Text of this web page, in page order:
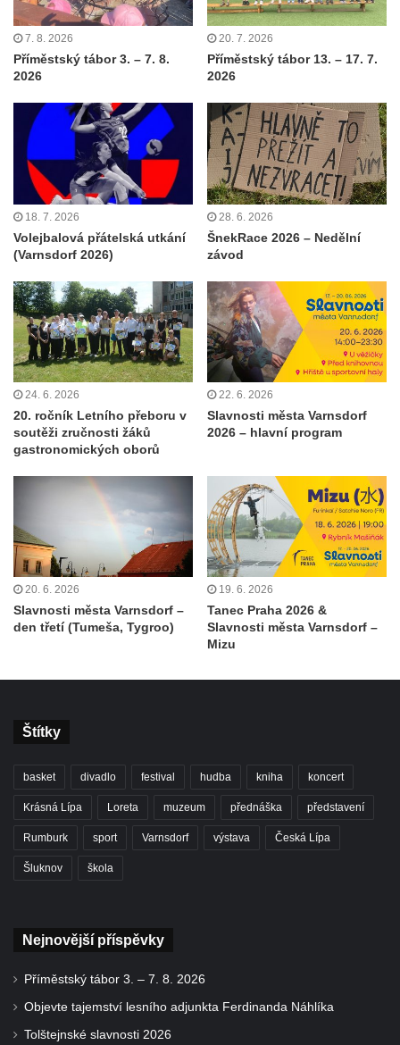
7. 8. 2026
Příměstský tábor 3. – 7. 8.
2026
20. 7. 2026
Příměstský tábor 13. – 17. 7.
2026
18. 7. 2026
Volejbalová přátelská utkání
(Varnsdorf 2026)
28. 6. 2026
ŠnekRace 2026 – Nedělní
závod
24. 6. 2026
20. ročník Letního přeboru v
soutěži zručnosti žáků
gastronomických oborů
22. 6. 2026
Slavnosti města Varnsdorf
2026 – hlavní program
20. 6. 2026
Slavnosti města Varnsdorf –
den třetí (Tumeša, Tygroo)
19. 6. 2026
Tanec Praha 2026 &
Slavnosti města Varnsdorf –
Mizu
Štítky
basket divadlo festival hudba kniha koncert
Krásná Lípa Loreta muzeum přednáška představení
Rumburk sport Varnsdorf výstava Česká Lípa
Šluknov škola
Nejnovější příspěvky
Příměstský tábor 3. – 7. 8. 2026
Objevte tajemství lesního adjunkta Ferdinanda Náhlíka
Tolštejnské slavnosti 2026